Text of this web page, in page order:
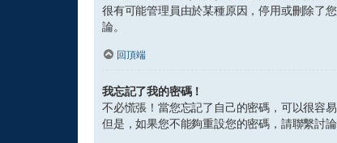
很有可能管理員由於某種原因，停用或刪除了
論。
回頂端
我忘記了我的密碼！
不必慌張！當您忘記了自己的密碼，可以很容
但是，如果您不能夠重設您的密碼，請聯繫討論